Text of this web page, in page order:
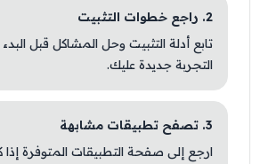
2. راجع خطوات التثبيت
تابع أدلة التثبيت وحل المشاكل قبل البدء
التجربة جديدة عليك.
3. تصفح تطبيقات مشابهة
ارجع إلى صفحة التطبيقات المتوفرة